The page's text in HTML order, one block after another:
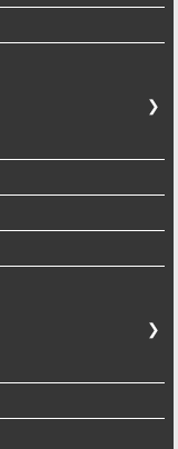
❯
❯